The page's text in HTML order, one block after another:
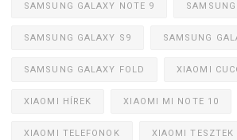
SAMSUNG GALAXY NOTE 9
SAMSUNG GALAXY S9 SAMSUNG
SAMSUNG GALAXY FOLD XIAOMI
XIAOMI HÍREK XIAOMI MI NOTE 10
XIAOMI TELEFONOK XIAOMI TESZTEK